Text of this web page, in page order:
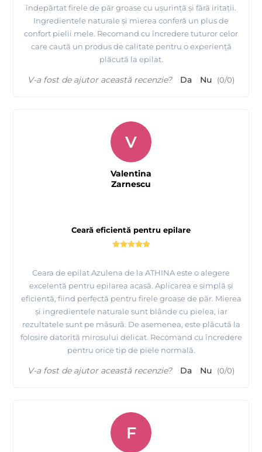
îndepărtat firele de păr groase cu ușurință și fără iritații.
Ingredientele naturale și mierea conferă un plus de
confort pielii mele. Recomand cu încredere tuturor celor
care caută un produs de calitate pentru o experiență
plăcută la epilat.
V-a fost de ajutor această recenzie? Da Nu (0/0)
Ceară eficientă pentru epilare
Ceara de epilat Azulena de la ATHINA este o alegere
excelentă pentru epilarea acasă. Aplicarea e simplă și
eficientă, fiind perfectă pentru firele groase de păr. Mierea
și ingredientele naturale sunt blânde cu pielea, iar
rezultatele sunt pe măsură. De asemenea, este plăcută la
folosire datorită mirosului delicat. Recomand cu încredere
pentru orice tip de piele normală.
V
Valentina
Zarnescu
V-a fost de ajutor această recenzie? Da Nu (0/0)
F